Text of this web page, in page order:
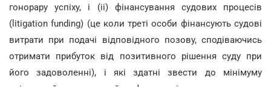
гонорару успіху, і (іі) фінансування судових процесів
(litigation funding) (це коли треті особи фінансують судові
витрати при подачі відповідного позову, сподіваючись
отримати прибуток від позитивного рішення суду при
його задоволенні), і які здатні звести до мінімуму